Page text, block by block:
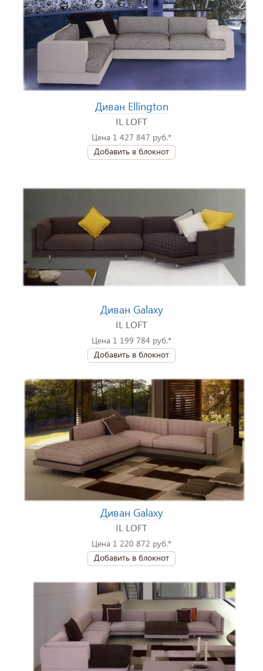
Диван Ellington
IL LOFT
Цена 1 427 847 руб.*
Добавить в блокнот
Диван Galaxy
IL LOFT
Цена 1 199 784 руб.*
Добавить в блокнот
Диван Galaxy
IL LOFT
Цена 1 220 872 руб.*
Добавить в блокнот